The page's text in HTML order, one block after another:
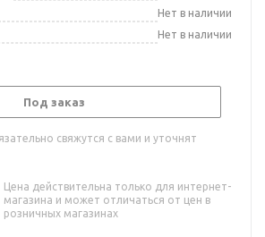
Нет в наличии
Нет в наличии
Под заказ
свяжутся с вами и уточнят
Цена действительна только для интернет-
магазина и может отличаться от цен в
розничных магазинах